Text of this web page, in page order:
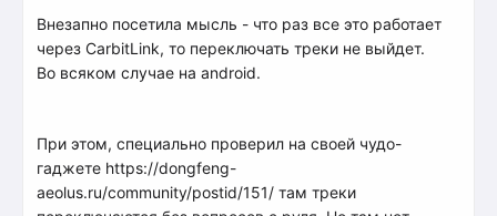
Внезапно посетила мысль - что раз все это работает
через CarbitLink, то переключать треки не выйдет.
Во всяком случае на android.
При этом, специально проверил на своей чудо-
гаджете https://dongfeng-
aeolus.ru/community/postid/151/ там треки